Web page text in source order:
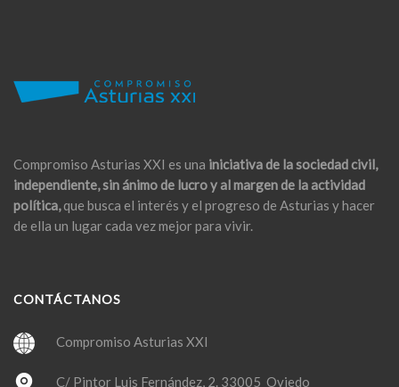
Compromiso Asturias XXI es una iniciativa de la sociedad civil,
independiente, sin ánimo de lucro y al margen de la actividad
política,que busca el interés y el progreso de Asturias y hacer
de ella un lugar cada vez mejor para vivir.
CONTÁCTANOS
Compromiso Asturias XXI
C/ Pintor Luis Fernández, 2. 33005 Oviedo